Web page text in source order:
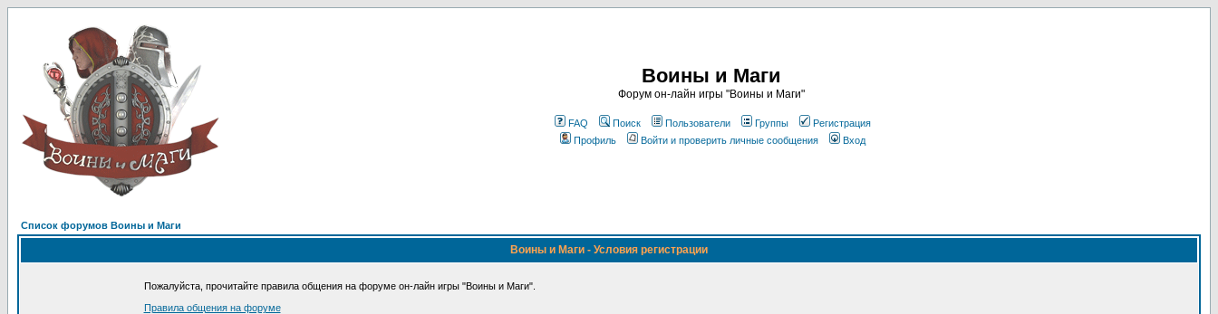
Воины и Маги
Форум он-лайн игры "Воины и Маги"
FAQ Поиск Пользователи Группы
Регистрация
Профиль
Войти и проверить личные сообщения Вход
Список форумов Воины и Маги
Воины и Маги - Условия регистрации
Пожалуйста, прочитайте правила общения на форуме он-лайн игры "Воины и Маги".
Правила общения на форуме